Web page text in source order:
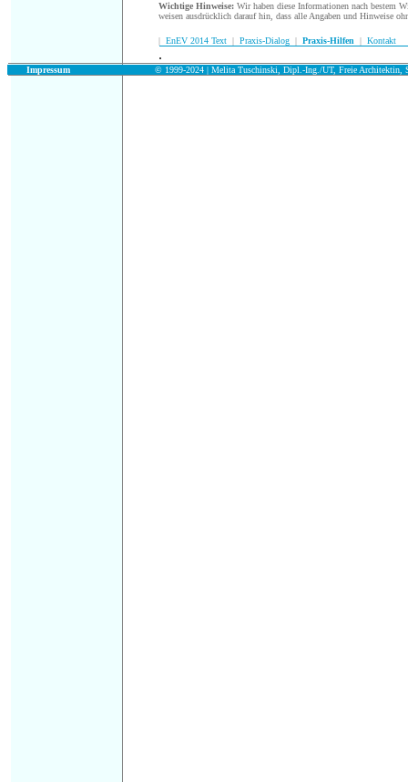
Wichtige Hinweise: Wir haben diese Informationen nach bestem
weisen ausdrücklich darauf hin, dass alle Angaben und Hinweise
| EnEV 2014 Text | Praxis-Dialog | Praxis-Hilfen | Kontakt
.
Impressum © 1999-2024 | Melita Tuschinski, Dipl.-Ing./UT, Freie Architektin,